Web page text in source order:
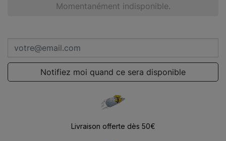
Momentanément indisponible.
Notifiez moi quand ce sera disponible
Livraison offerte dès 50€